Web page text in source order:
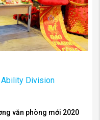
Ability Division
văn phòng mới 2020